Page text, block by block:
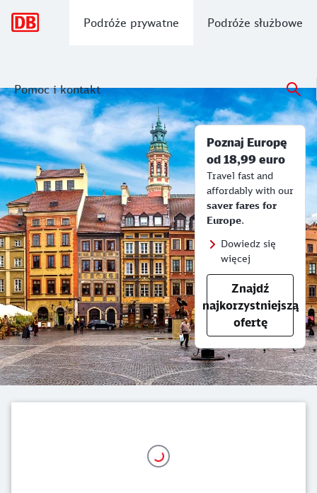
Podróże prywatne Podróże służbowe
Pomoc i kontakt
Rozkład jazdy DB, bilety, informacje i
Poznaj Europę od 18,99 €
Poznaj Europę
od 18,99 euro
Travel fast and
affordably with our
saver fares for
Europe.
Dowiedz się
więcej
Znajdź
najkorzystniejszą
ofertę